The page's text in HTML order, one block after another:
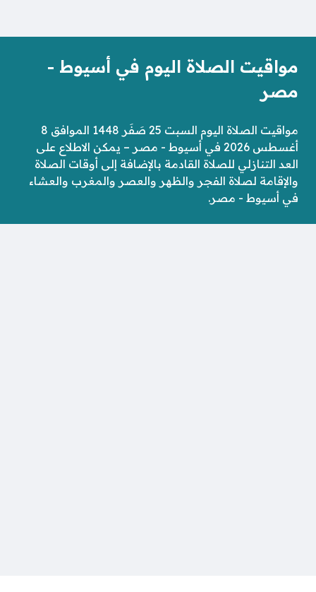
مواقيت الصلاة اليوم في أسيوط -
مصر
مواقيت الصلاة اليوم السبت 25 صَفَر 1448 الموافق 8
أغسطس 2026 في أسيوط - مصر – يمكن الاطلاع على
العد التنازلي للصلاة القادمة بالإضافة إلى أوقات الصلاة
والإقامة لصلاة الفجر والظهر والعصر والمغرب والعشاء
في أسيوط - مصر.